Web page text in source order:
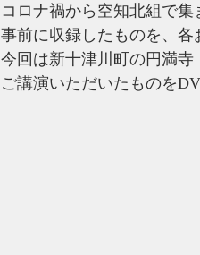
コロナ禍から空知北組で
事前に収録したものを、各
今回は新十津川町の円満
ご講演いただいたものを